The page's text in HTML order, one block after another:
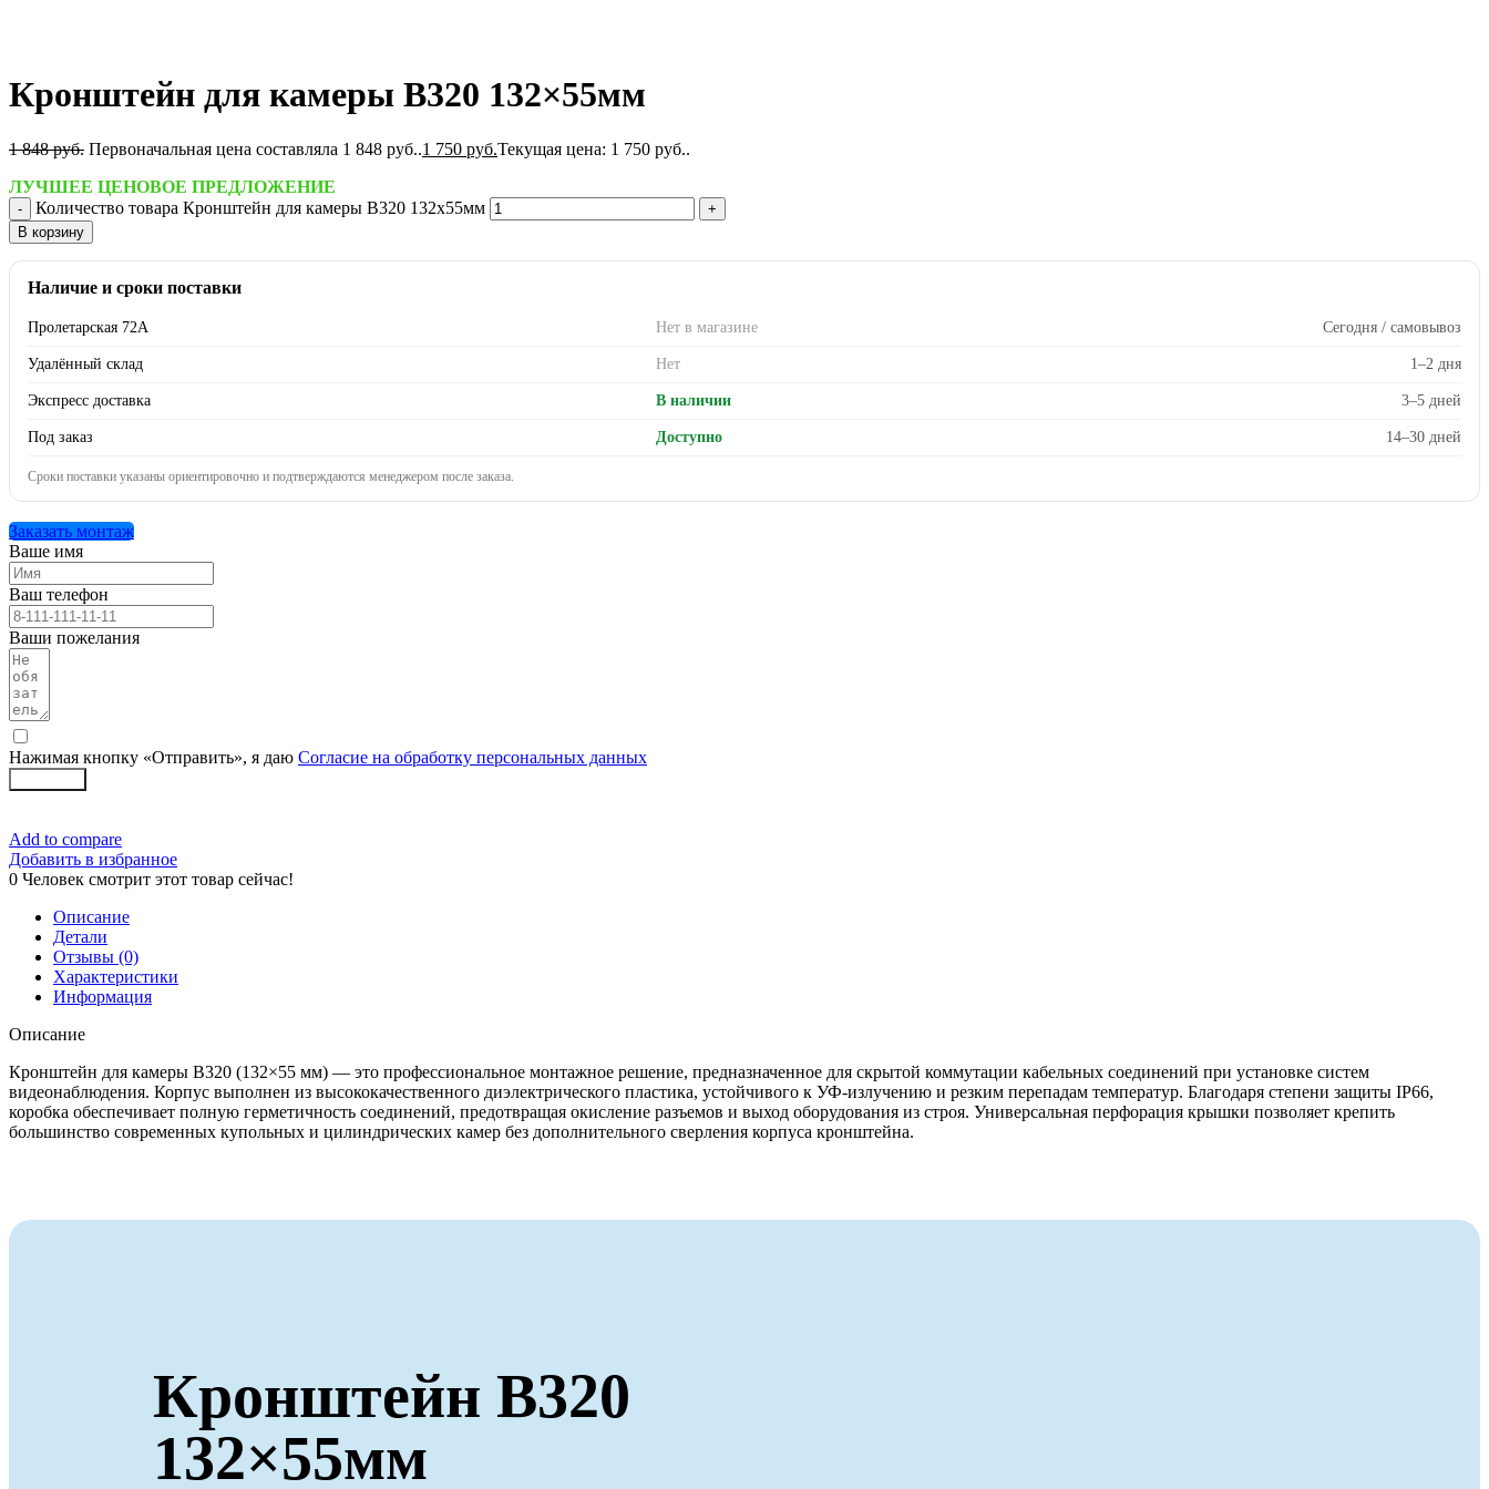
Кронштейн для камеры B320 132×55мм
1 848руб. Первоначальная цена составляла 1 848 руб..1 750 руб.Текущая цена: 1 750 руб..
ЛУЧШЕЕ ЦЕНОВОЕ ПРЕДЛОЖЕНИЕ
Количество товара Кронштейн для камеры B320 132x55мм
В корзину
Наличие и сроки поставки
Пролетарская 72А Нет в магазине Сегодня / самовывоз
Удалённый склад Нет 1–2 дня
Экспресс доставка В наличии 3–5 дней
Под заказ Доступно 14–30 дней
Сроки поставки указаны ориентировочно и подтверждаются менеджером после заказа.
Заказать монтаж
Ваше имя
Ваш телефон
Ваши пожелания
Нажимая кнопку «Отправить», я даю Согласие на обработку персональных данных
Add to compare
Добавить в избранное
0 Человек смотрит этот товар сейчас!
Описание
Детали
Отзывы (0)
Характеристики
Информация
Описание
Кронштейн для камеры B320 (132×55 мм) — это профессиональное монтажное решение, предназначенное для скрытой коммутации кабельных соединений при установке систем
видеонаблюдения. Корпус выполнен из высококачественного диэлектрического пластика, устойчивого к УФ-излучению и резким перепадам температур. Благодаря степени защиты IP66,
коробка обеспечивает полную герметичность соединений, предотвращая окисление разъемов и выход оборудования из строя. Универсальная перфорация крышки позволяет крепить
большинство современных купольных и цилиндрических камер без дополнительного сверления корпуса кронштейна.
Кронштейн B320
132×55мм